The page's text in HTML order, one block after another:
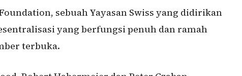
sebuah Yayasan Swiss yang didirikan
yang berfungsi penuh dan ramah
terbuka.